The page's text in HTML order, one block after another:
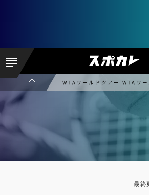
WTAワールドツアー WTAワ
最終